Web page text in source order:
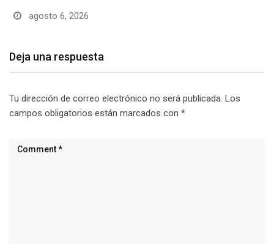
agosto 6, 2026
Deja una respuesta
Tu dirección de correo electrónico no será publicada. Los
campos obligatorios están marcados con *